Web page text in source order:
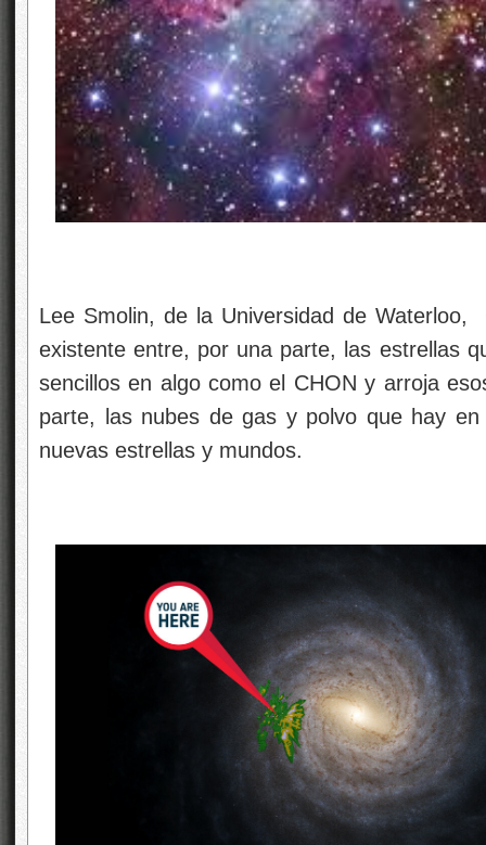
Lee Smolin, de la Universidad de
existente entre, por una parte, las estrellas
sencillos en algo como el CHON y arroja
parte, las nubes de gas y polvo que hay
nuevas estrellas y mundos.